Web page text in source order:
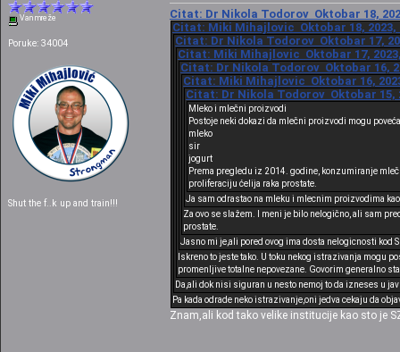
Van mreže
Poruke: 34004
Shut the f..k up and train!!!
Citat: Dr Nikola Todorov Oktobar 18,
Citat: Miki Mihajlovic Oktobar 18, 2023,
Citat: Dr Nikola Todorov Oktobar 17,
Citat: Miki Mihajlovic Oktobar 17,
Citat: Dr Nikola Todorov Oktobar 16,
Citat: Miki Mihajlovic Oktobar 16,
Citat: Dr Nikola Todorov Oktobar 15,
Mleko i mlečni proizvodi
Postoje neki dokazi da mlečni proizvodi mogu
mleko
sir
jogurt
Prema pregledu iz 2014. godine, konzumiranje
proliferaciju ćelija raka prostate.
Ja sam odrastao na mleku i mlecnim proizvodima
Za ovo se slažem. I meni je bilo nelogično, ali sam
prostate.
Jasno mi je,ali pored ovog ima dosta nelogicnosti kod
Iskreno to jeste tako. U toku nekog istrazivanja mogu
promenljive totalne nepovezane. Govorim generalno
Da,ali dok nisi siguran u nesto nemoj to da izneses u
Pa kada odrade neko istrazivanje,oni jedva cekaju da
Znam,ali kod tako velike institucije kao sto je